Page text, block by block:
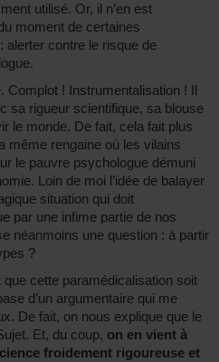
utilisé. Or, il n’en est
moment de certaines
alerter contre le risque de
! Instrumentalisation ! Il
sa rigueur scientifique, sa blouse
le monde. De fait, cela fait plus
même rengaine où les vilains
le pauvre psychologue démuni
Loin de moi l’idée de balayer
situation qui doit
par une infime partie de nos
néanmoins une question : à partir
?
cette paramédicalisation soit
d’un argumentaire qui me
De fait, on nous explique que le
Et, du coup, on en vient à
froidement rigoureuse et